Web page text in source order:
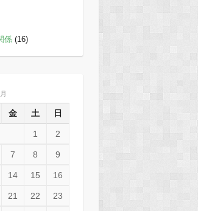
係(16)
金 土 日
1 2
7 8 9
14 15 16
21 22 23